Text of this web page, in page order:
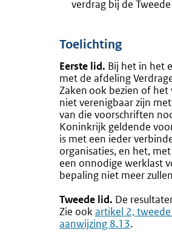
verdrag bij de
Toelichting
Eerste lid. Bij het in het
met de afdeling
Zaken ook bezien of het
niet verenigbaar zijn
van die voorschriften
Koninkrijk geldende
is met een ieder
organisaties, en het,
een onnodige werklast
bepaling niet meer
Tweede lid. De
Zie ookExterne
link:
artikel 2,
aanwijzing 8.13.